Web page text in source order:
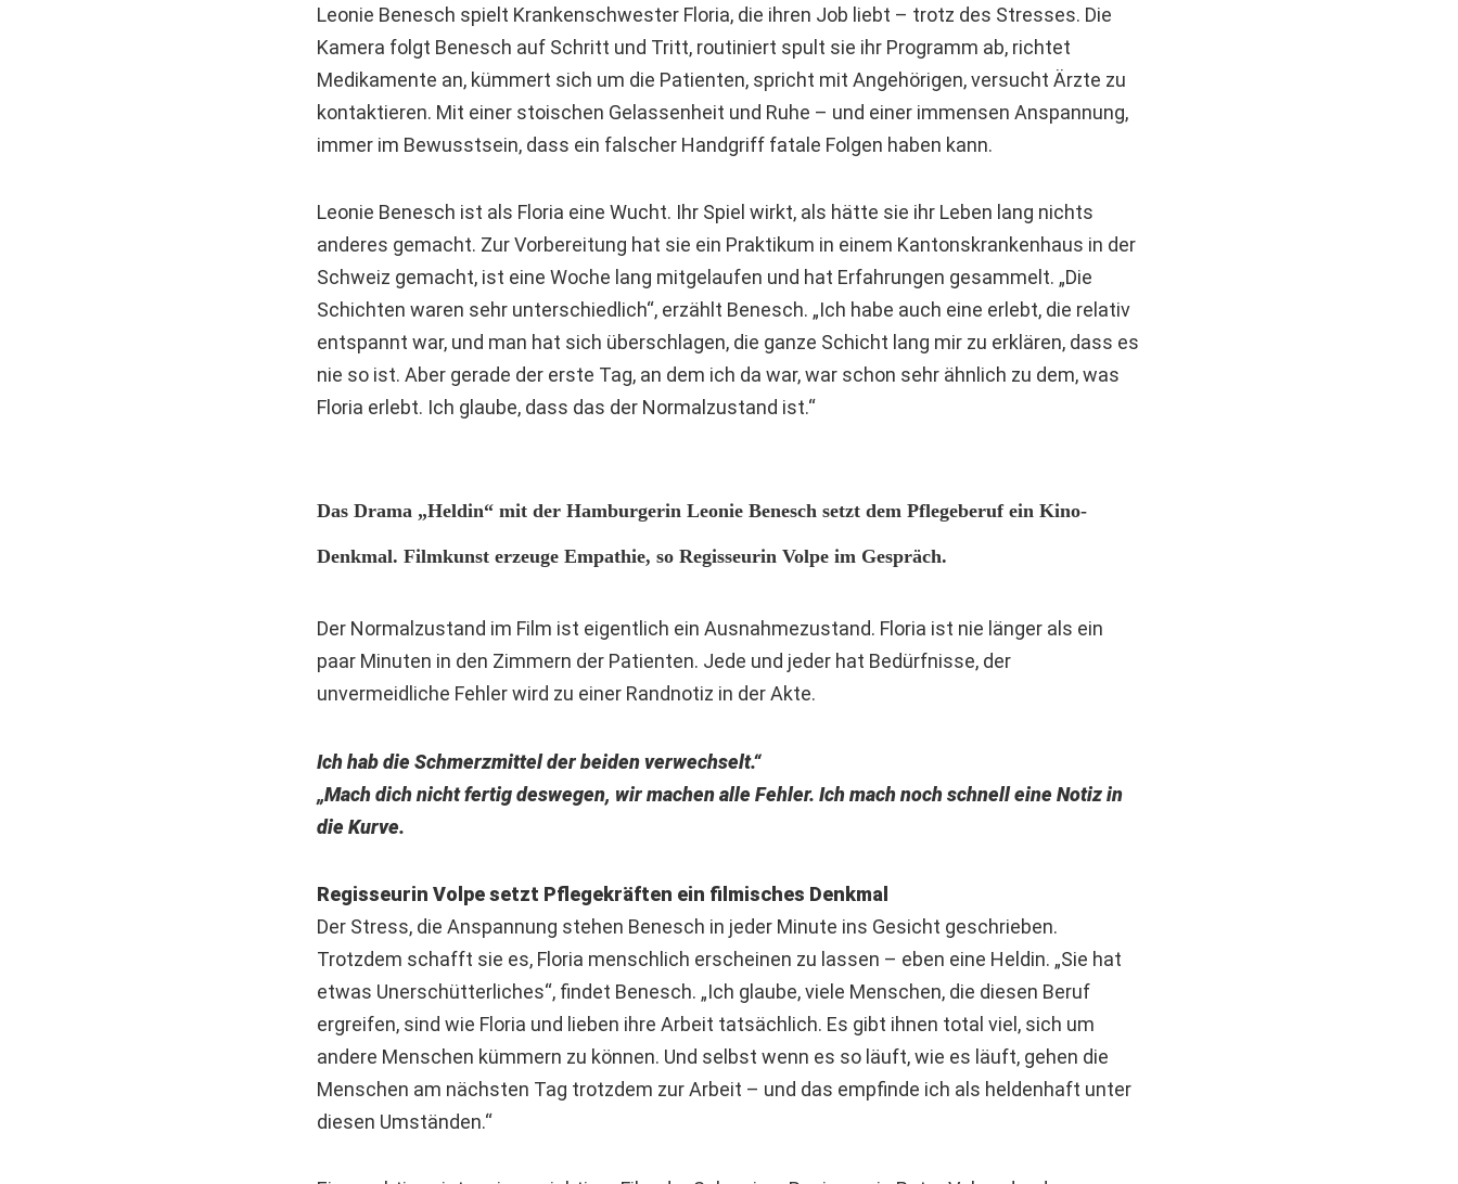
Leonie Benesch spielt Krankenschwester Floria, die ihren Job liebt – trotz des Stresses. Die
Kamera folgt Benesch auf Schritt und Tritt, routiniert spult sie ihr Programm ab, richtet
Medikamente an, kümmert sich um die Patienten, spricht mit Angehörigen, versucht Ärzte zu
kontaktieren. Mit einer stoischen Gelassenheit und Ruhe – und einer immensen Anspannung,
immer im Bewusstsein, dass ein falscher Handgriff fatale Folgen haben kann.
Leonie Benesch ist als Floria eine Wucht. Ihr Spiel wirkt, als hätte sie ihr Leben lang nichts
anderes gemacht. Zur Vorbereitung hat sie ein Praktikum in einem Kantonskrankenhaus in der
Schweiz gemacht, ist eine Woche lang mitgelaufen und hat Erfahrungen gesammelt. „Die
Schichten waren sehr unterschiedlich“, erzählt Benesch. „Ich habe auch eine erlebt, die relativ
entspannt war, und man hat sich überschlagen, die ganze Schicht lang mir zu erklären, dass es
nie so ist. Aber gerade der erste Tag, an dem ich da war, war schon sehr ähnlich zu dem, was
Floria erlebt. Ich glaube, dass das der Normalzustand ist.“
Das Drama „Heldin“ mit der Hamburgerin Leonie Benesch setzt dem Pflegeberuf ein Kino-
Denkmal. Filmkunst erzeuge Empathie, so Regisseurin Volpe im Gespräch.
Der Normalzustand im Film ist eigentlich ein Ausnahmezustand. Floria ist nie länger als ein
paar Minuten in den Zimmern der Patienten. Jede und jeder hat Bedürfnisse, der
unvermeidliche Fehler wird zu einer Randnotiz in der Akte.
Ich hab die Schmerzmittel der beiden verwechselt.“
„Mach dich nicht fertig deswegen, wir machen alle Fehler. Ich mach noch schnell eine Notiz in
die Kurve.
Regisseurin Volpe setzt Pflegekräften ein filmisches Denkmal
Der Stress, die Anspannung stehen Benesch in jeder Minute ins Gesicht geschrieben.
Trotzdem schafft sie es, Floria menschlich erscheinen zu lassen – eben eine Heldin. „Sie hat
etwas Unerschütterliches“, findet Benesch. „Ich glaube, viele Menschen, die diesen Beruf
ergreifen, sind wie Floria und lieben ihre Arbeit tatsächlich. Es gibt ihnen total viel, sich um
andere Menschen kümmern zu können. Und selbst wenn es so läuft, wie es läuft, gehen die
Menschen am nächsten Tag trotzdem zur Arbeit – und das empfinde ich als heldenhaft unter
diesen Umständen.“